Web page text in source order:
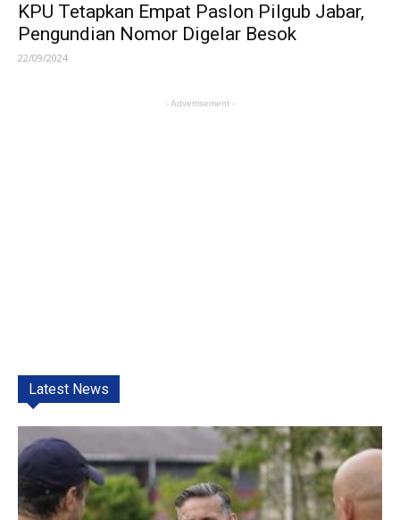
KPU Tetapkan Empat Paslon Pilgub Jabar,
Pengundian Nomor Digelar Besok
22/09/2024
- Advertisement -
Latest News